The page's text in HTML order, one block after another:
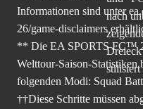
Informationen sind unter
26/game-disclaimers
** Die EA SPORTS FC™
Welttour-Saison-Statistiken
folgenden Modi: Squad
††Diese Schritte müssen